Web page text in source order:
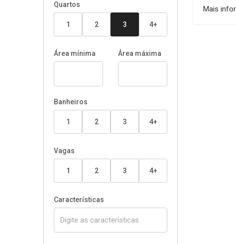
Quartos
1 2 3 4+
Área mínima Área máxima
Banheiros
1 2 3 4+
Vagas
1 2 3 4+
Características
Mais